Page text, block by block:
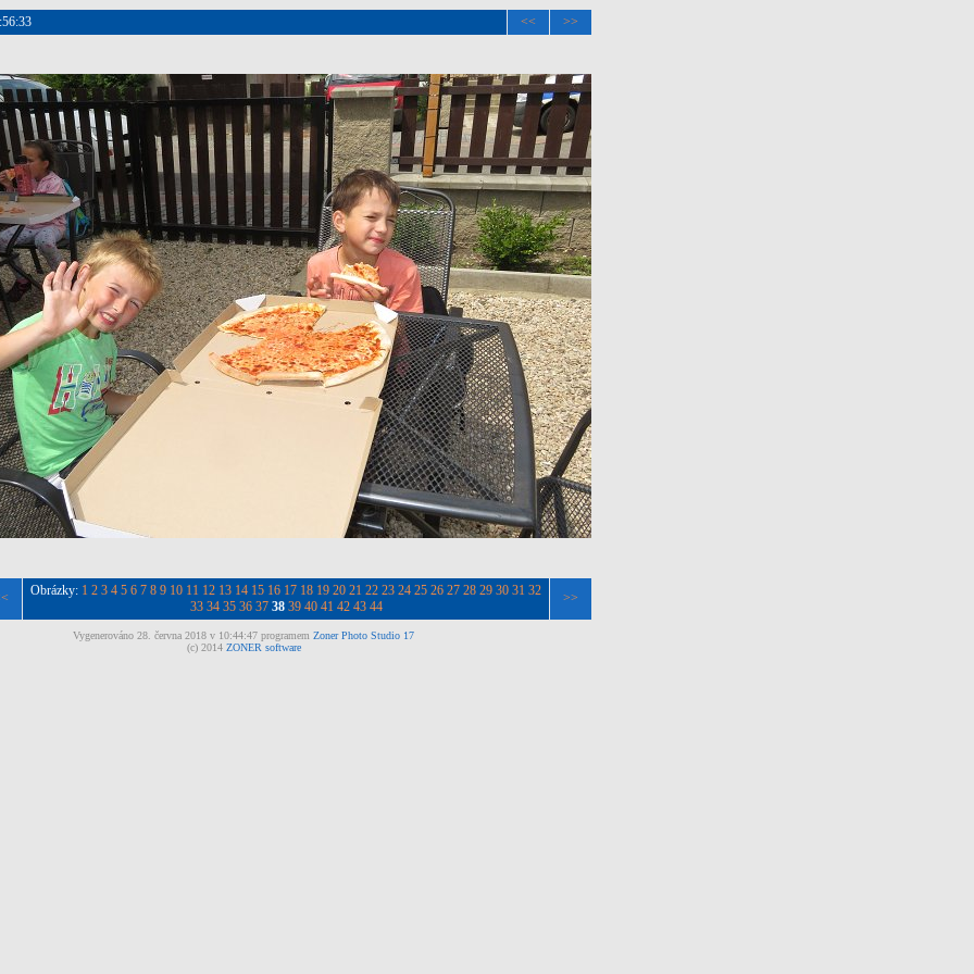
<< >>
Obrázky: 1 2 3 4 5 6 7 8 9 10 11 12 13 14 15 16 17 18 19 20 21 22 23 24 25 26 27 28 29 30 31 32
33 34 35 36 37 38 39 40 41 42 43 44
>>
Vygenerováno 28. června 2018 v 10:44:47 programem Zoner Photo Studio 17
(c) 2014 ZONER software